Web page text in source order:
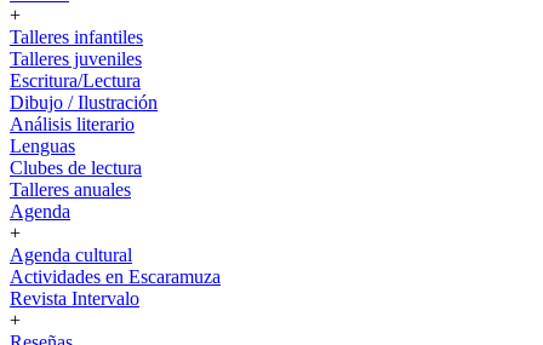
+
Talleres infantiles
Talleres juveniles
Escritura/Lectura
Dibujo / Ilustración
Análisis literario
Lenguas
Clubes de lectura
Talleres anuales
Agenda
+
Agenda cultural
Actividades en Escaramuza
Revista Intervalo
+